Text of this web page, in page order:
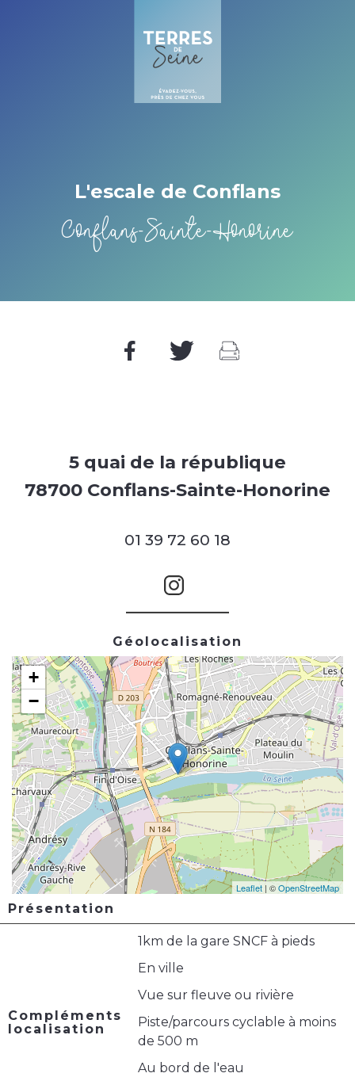
L'escale de Conflans
Conflans-Sainte-Honorine
5 quai de la république
78700 Conflans-Sainte-Honorine
01 39 72 60 18
Géolocalisation
+
−
Leaflet | ©OpenStreetMap
Présentation
Compléments
localisation
1km de la gare SNCF à pieds
En ville
Vue sur fleuve ou rivière
Piste/parcours cyclable à moins
de 500 m
Au bord de l'eau